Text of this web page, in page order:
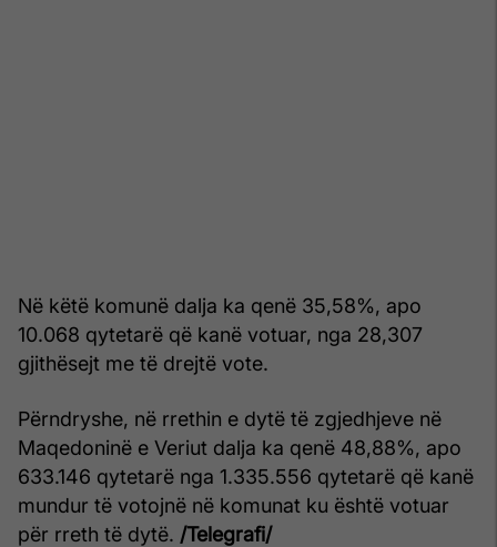
Në këtë komunë dalja ka qenë 35,58%, apo
10.068 qytetarë që kanë votuar, nga 28,307
gjithësejt me të drejtë vote.
Përndryshe, në rrethin e dytë të zgjedhjeve në
Maqedoninë e Veriut dalja ka qenë 48,88%, apo
633.146 qytetarë nga 1.335.556 qytetarë që kanë
mundur të votojnë në komunat ku është votuar
për rreth të dytë. /Telegrafi/